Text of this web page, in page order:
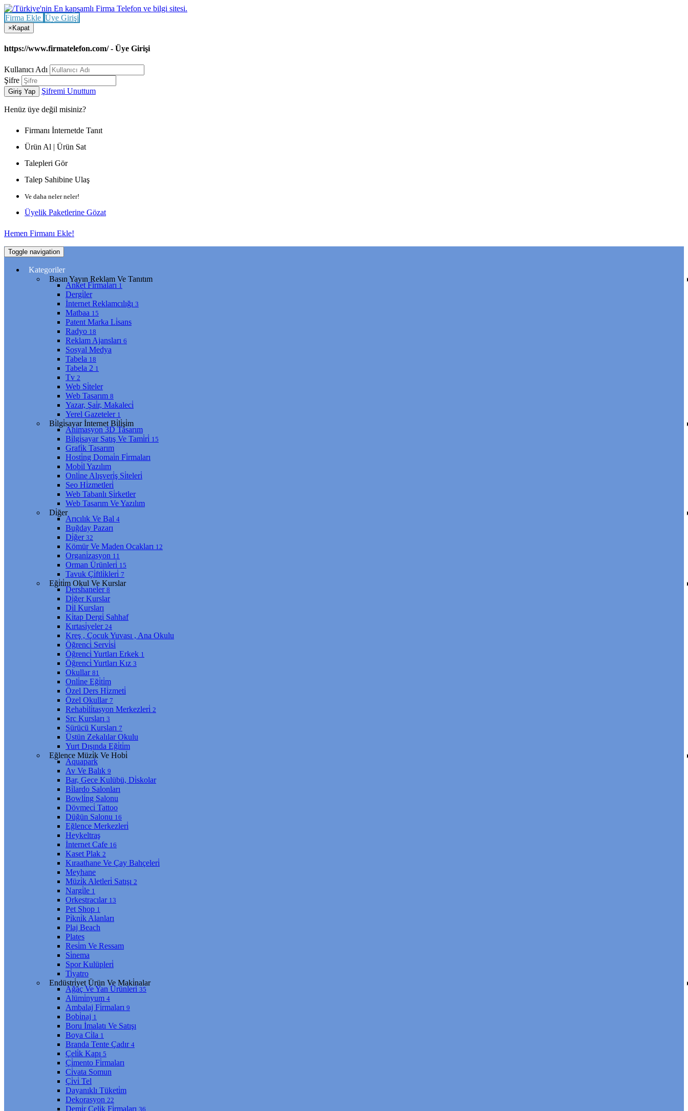
Firma Ekle Üye Girişi
× Kapat
https://www.firmatelefon.com/ - Üye Girişi
Kullanıcı Adı
Şifre
Giriş Yap Şifremi Unuttum
Henüz üye değil misiniz?
Firmanı İnternetde Tanıt
Ürün Al | Ürün Sat
Talepleri Gör
Talep Sahibine Ulaş
Ve daha neler neler!
Üyelik Paketlerine Gözat
Hemen Firmanı Ekle!
Toggle navigation
Kategoriler
Basın Yayın Reklam Ve Tanıtım
Anket Fi̇rmaları 1
Dergi̇ler
İnternet Reklamcılığı 3
Matbaa 15
Patent Marka Li̇sans
Radyo 18
Reklam Ajansları 6
Sosyal Medya
Tabela 18
Tabela 2 1
Tv 2
Web Si̇teler
Web Tasarım 8
Yazar, Şai̇r, Makaleci̇
Yerel Gazeteler 1
Bi̇lgi̇sayar İnternet Bi̇li̇şi̇m
Ani̇masyon 3D Tasarım
Bi̇lgi̇sayar Satış Ve Tami̇ri̇ 15
Grafi̇k Tasarım
Hosti̇ng Domai̇n Fi̇rmaları
Mobi̇l Yazılım
Onli̇ne Alışveri̇ş Si̇teleri̇
Seo Hi̇zmetleri̇
Web Tabanlı Şi̇rketler
Web Tasarım Ve Yazılım
Di̇ğer
Arıcılık Ve Bal 4
Buğday Pazarı
Di̇ğer 32
Kömür Ve Maden Ocakları 12
Organi̇zasyon 11
Orman Ürünleri̇ 15
Tavuk Çi̇ftli̇kleri̇ 7
Eği̇ti̇m Okul Ve Kurslar
Dershaneler 8
Di̇ğer Kurslar
Di̇l Kursları
Ki̇tap Dergi̇ Sahhaf
Kırtasi̇yeler 24
Kreş , Çocuk Yuvası , Ana Okulu
Öğrenci̇ Servi̇si̇
Öğrenci̇ Yurtları Erkek 1
Öğrenci̇ Yurtları Kız 3
Okullar 81
Onli̇ne Eği̇ti̇m
Özel Ders Hi̇zmeti̇
Özel Okullar 7
Rehabi̇li̇tasyon Merkezleri̇ 2
Src Kursları 3
Sürücü Kursları 7
Üstün Zekalılar Okulu
Yurt Dışında Eği̇ti̇m
Eğlence Müzi̇k Ve Hobi̇
Aquapark
Av Ve Balık 9
Bar, Gece Kulübü, Di̇skolar
Bi̇lardo Salonları
Bowli̇ng Salonu
Dövmeci̇ Tattoo
Düğün Salonu 16
Eğlence Merkezleri̇
Heykeltraş
İnternet Cafe 16
Kaset Plak 2
Kıraathane Ve Çay Bahçeleri̇
Meyhane
Müzi̇k Aletleri̇ Satışı 2
Nargi̇le 1
Orkestracılar 13
Pet Shop 1
Pi̇kni̇k Alanları
Plaj Beach
Plates
Resi̇m Ve Ressam
Si̇nema
Spor Kulüpleri̇
Ti̇yatro
Endüstri̇yet Ürün Ve Maki̇nalar
Ağaç Ve Yan Ürünleri̇ 35
Alümi̇nyum 4
Ambalaj Fi̇rmaları 9
Bobi̇naj 1
Boru İmalatı Ve Satışı
Boya Ci̇la 1
Branda Tente Çadır 4
Çeli̇k Kapı 5
Çi̇mento Fi̇rmaları
Ci̇vata Somun
Çi̇vi̇ Tel
Dayanıklı Tüketi̇m
Dekorasyon 22
Demi̇r Çeli̇k Fi̇rmaları 36